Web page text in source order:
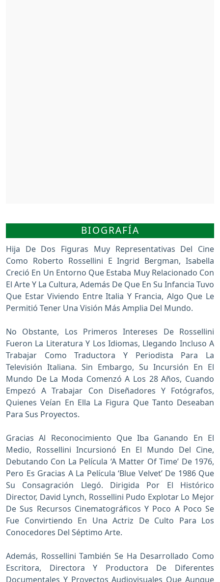
BIOGRAFÍA
Hija De Dos Figuras Muy Representativas Del Cine
Como Roberto Rossellini E Ingrid Bergman, Isabella
Creció En Un Entorno Que Estaba Muy Relacionado Con
El Arte Y La Cultura, Además De Que En Su Infancia Tuvo
Que Estar Viviendo Entre Italia Y Francia, Algo Que Le
Permitió Tener Una Visión Más Amplia Del Mundo.
No Obstante, Los Primeros Intereses De Rossellini
Fueron La Literatura Y Los Idiomas, Llegando Incluso A
Trabajar Como Traductora Y Periodista Para La
Televisión Italiana. Sin Embargo, Su Incursión En El
Mundo De La Moda Comenzó A Los 28 Años, Cuando
Empezó A Trabajar Con Diseñadores Y Fotógrafos,
Quienes Veían En Ella La Figura Que Tanto Deseaban
Para Sus Proyectos.
Gracias Al Reconocimiento Que Iba Ganando En El
Medio, Rossellini Incursionó En El Mundo Del Cine,
Debutando Con La Película ‘A Matter Of Time’ De 1976,
Pero Es Gracias A La Película ‘Blue Velvet’ De 1986 Que
Su Consagración Llegó. Dirigida Por El Histórico
Director, David Lynch, Rossellini Pudo Explotar Lo Mejor
De Sus Recursos Cinematográficos Y Poco A Poco Se
Fue Convirtiendo En Una Actriz De Culto Para Los
Conocedores Del Séptimo Arte.
Además, Rossellini También Se Ha Desarrollado Como
Escritora, Directora Y Productora De Diferentes
Documentales Y Proyectos Audiovisuales Que Aunque